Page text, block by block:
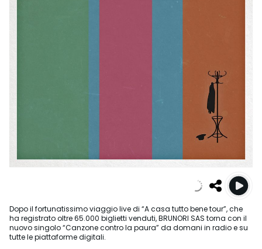
Dopo il fortunatissimo viaggio live di “A casa tutto bene tour”, che
ha registrato oltre 65.000 biglietti venduti, BRUNORI SAS torna con il
nuovo singolo “Canzone contro la paura” da domani in radio e su
tutte le piattaforme digitali.